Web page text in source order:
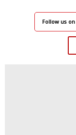
Follow us on